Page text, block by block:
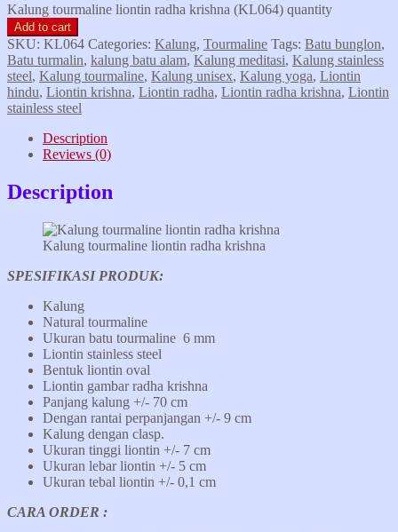
Kalung tourmaline liontin radha krishna (KL064) quantity
Add to cart
SKU: KL064 Categories: Kalung, Tourmaline Tags: Batu bunglon,
Batu turmalin, kalung batu alam, Kalung meditasi, Kalung stainless
steel, Kalung tourmaline, Kalung unisex, Kalung yoga, Liontin
hindu, Liontin krishna, Liontin radha, Liontin radha krishna, Liontin
stainless steel
Description
Reviews (0)
Description
Kalung tourmaline liontin radha krishna
SPESIFIKASI PRODUK:
Kalung
Natural tourmaline
Ukuran batu tourmaline 6 mm
Liontin stainless steel
Bentuk liontin oval
Liontin gambar radha krishna
Panjang kalung +/- 70 cm
Dengan rantai perpanjangan +/- 9 cm
Kalung dengan clasp.
Ukuran tinggi liontin +/- 7 cm
Ukuran lebar liontin +/- 5 cm
Ukuran tebal liontin +/- 0,1 cm
CARA ORDER :